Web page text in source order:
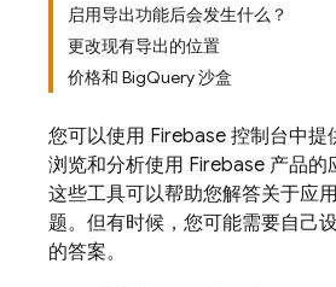
启用导出功能后会发生什么？
更改现有导出的位置
价格和 BigQuery 沙盒
您可以使用 Firebase 控制台中提
浏览和分析使用 Firebase 产品的
这些工具可以帮助您解答关于应
题。但有时候，您可能需要自己
的答案。